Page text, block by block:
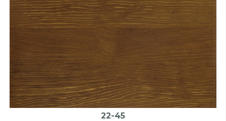
22-45